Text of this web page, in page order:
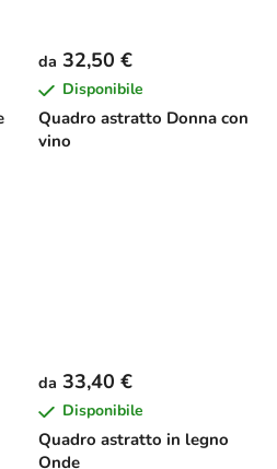
Quadro astratto Donna con
vino
da 32,50 €
Disponibile
Quadro astratto in legno
Onde
da 33,40 €
Disponibile